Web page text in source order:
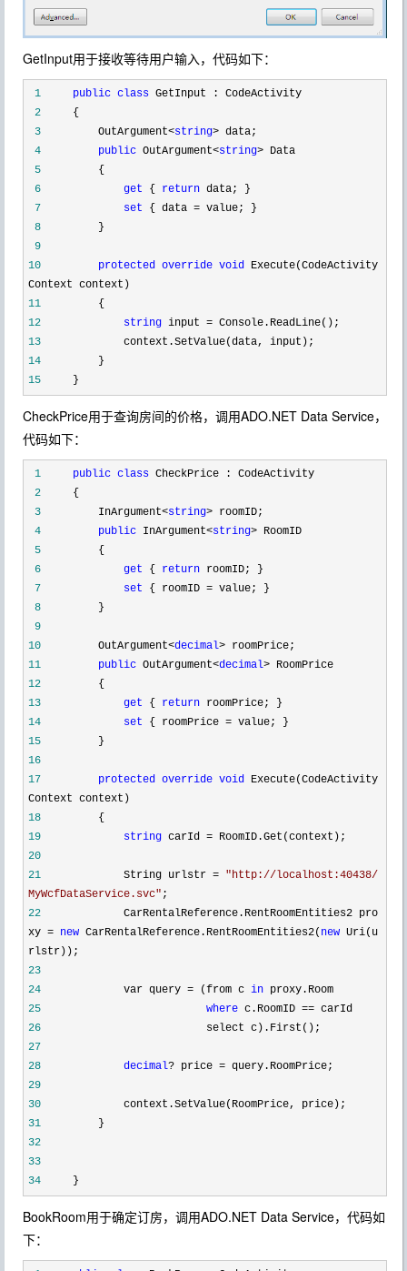
GetInput用于接收等待用户输入，代码如下：
1 public class GetInput : CodeActivity
2
{
3
OutArgument<string> data;
4
public OutArgument<string> Data
5
{
6
get { return data; }
7
set { data = value; }
8
}
9
10
protected override void Execute(CodeActivity
Context context)
11
{
12
string input = Console.ReadLine();
13
context.SetValue(data, input);
14
}
15
}
CheckPrice用于查询房间的价格，调用ADO.NET Data Service，
代码如下：
1 public class CheckPrice : CodeActivity
2
{
3
InArgument<string> roomID;
4
public InArgument<string> RoomID
5
{
6
get { return roomID; }
7
set { roomID = value; }
8
}
9
10
OutArgument<decimal> roomPrice;
11
public OutArgument<decimal> RoomPrice
12
{
13
get { return roomPrice; }
14
set { roomPrice = value; }
15
}
16
17
protected override void Execute(CodeActivity
Context context)
18
{
19
string carId = RoomID.Get(context);
20
21
String urlstr = "http://localhost:40438/
MyWcfDataService.svc" ;
22
CarRentalReference.RentRoomEntities2 pro
xy = new CarRentalReference.RentRoomEntities2( new Uri(u
rlstr));
23
24
var query = (from c in proxy.Room
25
where c.RoomID == carId
26
select c).First();
27
28
decimal? price = query.RoomPrice;
29
30
context.SetValue(RoomPrice, price);
31
}
32
33
34
}
BookRoom用于确定订房，调用ADO.NET Data Service，代码如
下：